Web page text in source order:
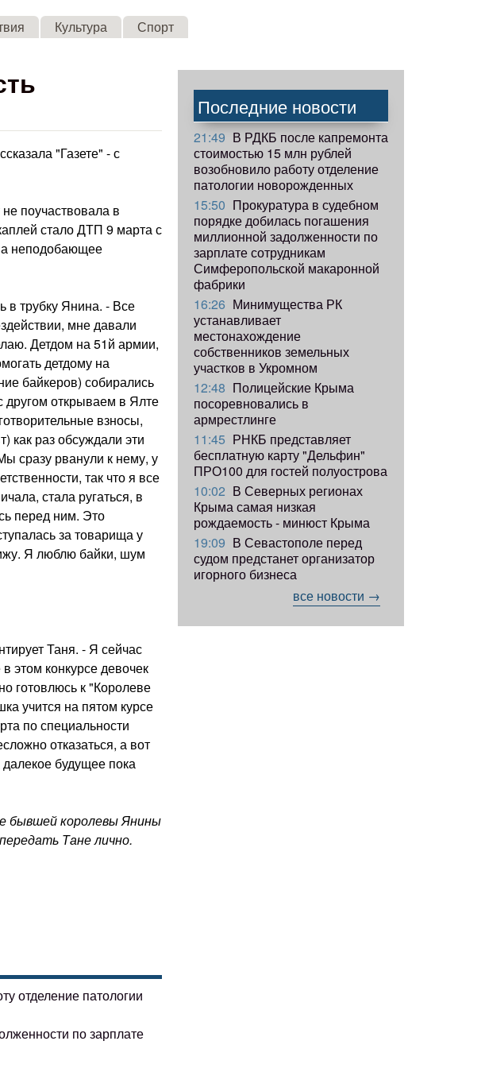
Культура Спорт
"Газете" - с
поучаствовала в
стало ДТП 9 марта с
неподобающее
в трубку Янина. - Все
мне давали
Детдом на 51й армии,
детдому на
байкеров) собирались
другом открываем в Ялте
взносы,
как раз обсуждали эти
сразу рванули к нему, у
так что я все
стала ругаться, в
перед ним. Это
за товарища у
Я люблю байки, шум
Таня. - Я сейчас
этом конкурсе девочек
готовлюсь к "Королеве
учится на пятом курсе
по специальности
отказаться, а вот
будущее пока
бывшей королевы Янины
Тане лично.
отделение патологии
по зарплате
Последние новости
21:49 В РДКБ после капремонта
стоимостью 15 млн рублей
возобновило работу отделение
патологии новорожденных
15:50 Прокуратура в судебном
порядке добилась погашения
миллионной задолженности по
зарплате сотрудникам
Симферопольской макаронной
фабрики
16:26 Минимущества РК
устанавливает
местонахождение
собственников земельных
участков в Укромном
12:48 Полицейские Крыма
посоревновались в
армрестлинге
11:45 РНКБ представляет
бесплатную карту "Дельфин"
ПРО100 для гостей полуострова
10:02 В Северных регионах
Крыма самая низкая
рождаемость - минюст Крыма
19:09 В Севастополе перед
судом предстанет организатор
игорного бизнеса
все новости →